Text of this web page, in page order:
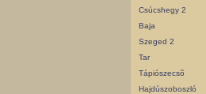
Csúcshegy 2
Baja
Szeged 2
Tar
Tápiószecsõ
Hajdúszoboszló